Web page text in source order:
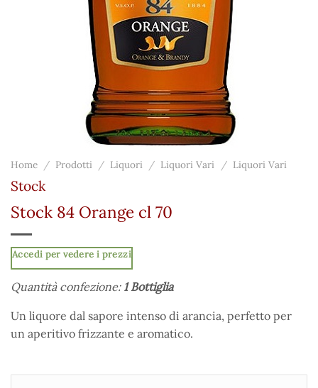
Home / Prodotti / Liquori / Liquori Vari / Liquori Vari
Stock
Stock 84 Orange cl 70
Accedi per vedere i prezzi
Quantità confezione: 1 Bottiglia
Un liquore dal sapore intenso di arancia, perfetto per
un aperitivo frizzante e aromatico.